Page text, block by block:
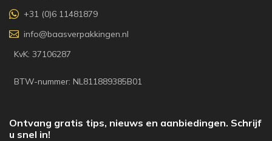
+31 (0)6 11481879
info@baasverpakkingen.nl
KvK: 37106287
BTW-nummer: NL811889385B01
Ontvang gratis tips, nieuws en aanbiedingen. Schrijf
u snel in!